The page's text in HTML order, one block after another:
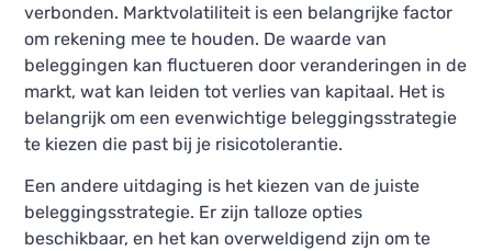
verbonden. Marktvolatiliteit is een belangrijke factor
om rekening mee te houden. De waarde van
beleggingen kan fluctueren door veranderingen in de
markt, wat kan leiden tot verlies van kapitaal. Het is
belangrijk om een evenwichtige beleggingsstrategie
te kiezen die past bij je risicotolerantie.
Een andere uitdaging is het kiezen van de juiste
beleggingsstrategie. Er zijn talloze opties
beschikbaar, en het kan overweldigend zijn om te